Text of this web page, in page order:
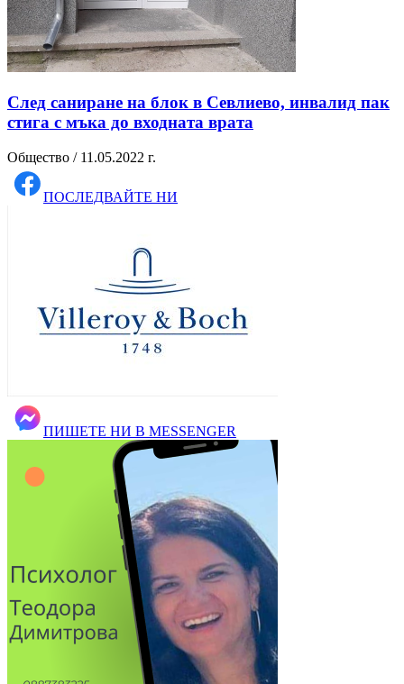
След саниране на блок в Севлиево, инвалид пак
стига с мъка до входната врата
Общество / 11.05.2022 г.
ПОСЛЕДВАЙТЕ НИ
ПИШЕТЕ НИ В MESSENGER